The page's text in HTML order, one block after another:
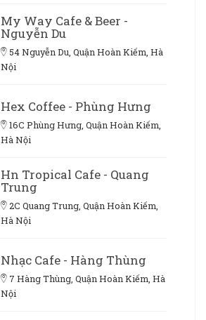
My Way Cafe & Beer -
Nguyễn Du
54 Nguyễn Du, Quận Hoàn Kiếm, Hà
Nội
Hex Coffee - Phùng Hưng
16C Phùng Hưng, Quận Hoàn Kiếm,
Hà Nội
Hn Tropical Cafe - Quang
Trung
2C Quang Trung, Quận Hoàn Kiếm,
Hà Nội
Nhạc Cafe - Hàng Thùng
7 Hàng Thùng, Quận Hoàn Kiếm, Hà
Nội